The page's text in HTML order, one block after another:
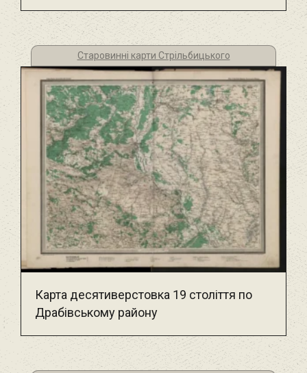
Старовинні карти Стрільбицького
Карта десятиверстовка 19 століття по
Драбівському району